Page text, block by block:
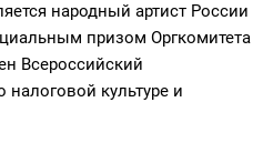
народный артист России
призом Оргкомитета
Всероссийский
налоговой культуре и